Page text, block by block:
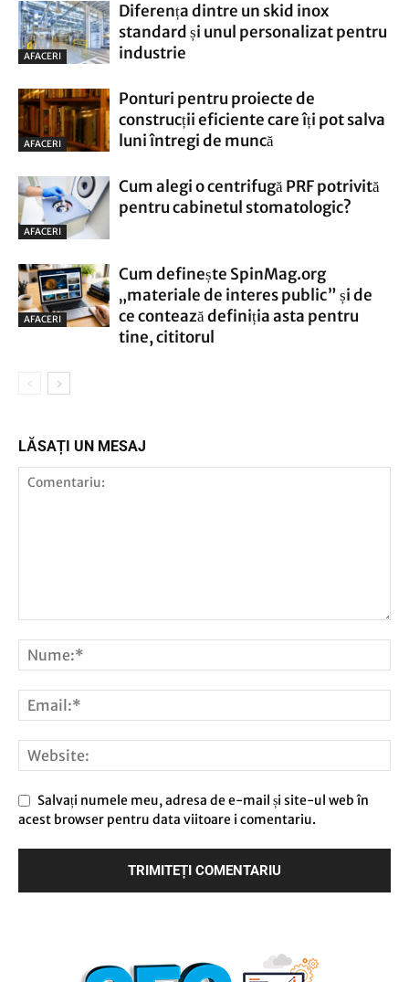
AFACERI
Diferența dintre un skid inox
standard și unul personalizat pentru
industrie
AFACERI
Ponturi pentru proiecte de
construcții eficiente care îți pot salva
luni întregi de muncă
AFACERI
Cum alegi o centrifugă PRF potrivită
pentru cabinetul stomatologic?
AFACERI
Cum definește SpinMag.org
„materiale de interes public” și de
ce contează definiția asta pentru
tine, cititorul
LĂSAȚI UN MESAJ
Salvați numele meu, adresa de e-mail și site-ul web în
acest browser pentru data viitoare i comentariu.